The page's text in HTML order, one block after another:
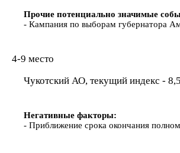
Прочие потенциально значимые
- Кампания по выборам губернатора
4-9 место
Чукотский АО, текущий индекс - 8,5
Негативные факторы:
- Приближение срока окончания